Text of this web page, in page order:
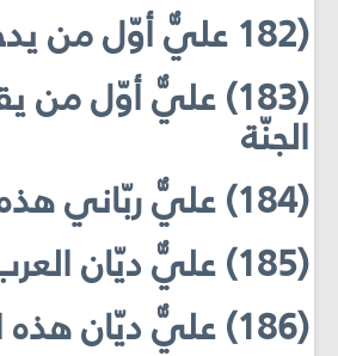
(182 عليٌّ أوّل من يدخل الجنّة
(183) عليٌّ أوّل من
الجنّة
(184) عليٌّ ربّاني هذه الأمّة
(185) عليٌّ ديّان العرب
(186) عليٌّ ديّان هذه الأمّة